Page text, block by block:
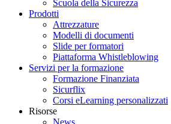
Scuola della Sicurezza
Prodotti
Attrezzature
Modelli di documenti
Slide per formatori
Piattaforma Whistleblowing
Servizi per la formazione
Formazione Finanziata
Sicurflix
Corsi eLearning personalizzati
Risorse
News